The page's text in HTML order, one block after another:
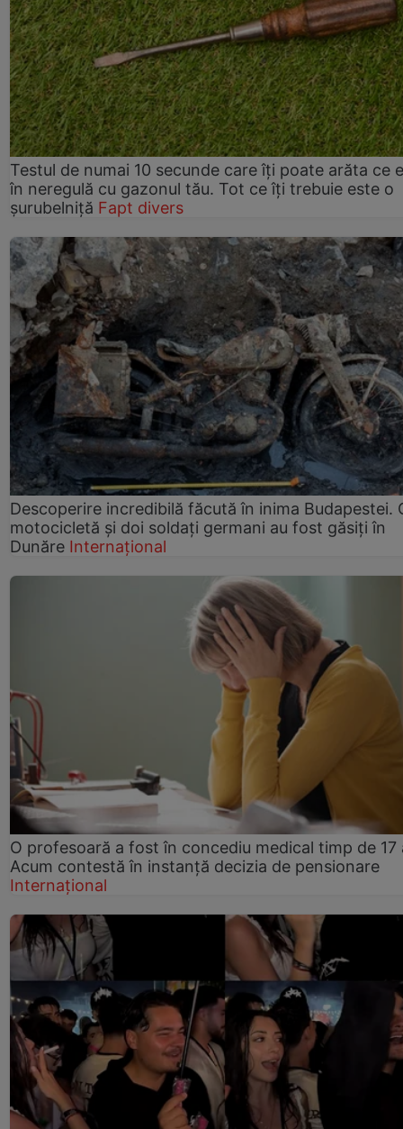
Testul de numai 10 secunde care îți poate arăta ce
în neregulă cu gazonul tău. Tot ce îți trebuie este o
șurubelniță Fapt divers
Descoperire incredibilă făcută în inima Budapestei.
motocicletă și doi soldați germani au fost găsiți în
Dunăre Internațional
O profesoară a fost în concediu medical timp de 17
Acum contestă în instanță decizia de pensionare
Internațional